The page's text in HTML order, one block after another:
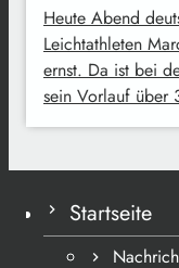
Heute Abend
Leichtathleten
ernst. Da ist bei
sein Vorlauf über
Startseite